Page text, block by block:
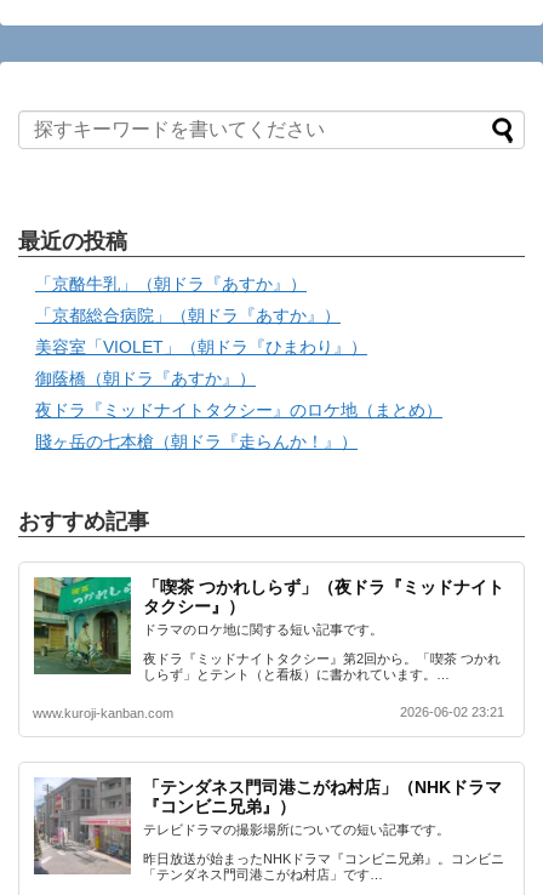
最近の投稿
「京酪牛乳」（朝ドラ『あすか』）
「京都総合病院」（朝ドラ『あすか』）
美容室「VIOLET」（朝ドラ『ひまわり』）
御蔭橋（朝ドラ『あすか』）
夜ドラ『ミッドナイトタクシー』のロケ地（まとめ）
賤ヶ岳の七本槍（朝ドラ『走らんか！』）
おすすめ記事
「喫茶 つかれしらず」（夜ドラ『ミッドナイト
タクシー』）
ドラマのロケ地に関する短い記事です。
夜ドラ『ミッドナイトタクシー』第2回から。「喫茶 つかれ
しらず」とテント（と看板）に書かれています。…
www.kuroji-kanban.com 2026-06-02 23:21
「テンダネス門司港こがね村店」（NHKドラマ
『コンビニ兄弟』）
テレビドラマの撮影場所についての短い記事です。
昨日放送が始まったNHKドラマ『コンビニ兄弟』。コンビニ
「テンダネス門司港こがね村店」です…